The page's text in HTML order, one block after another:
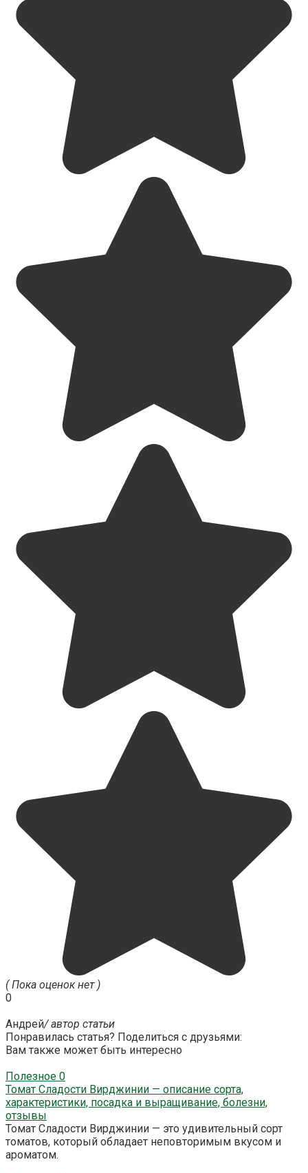
( Пока оценок нет )
0
Андрей/ автор статьи
Понравилась статья? Поделиться с друзьями:
Вам также может быть интересно
Полезное 0
Томат Сладости Вирджинии — описание сорта,
характеристики, посадка и выращивание, болезни,
отзывы
Томат Сладости Вирджинии — это удивительный сорт
томатов, который обладает неповторимым вкусом и
ароматом.